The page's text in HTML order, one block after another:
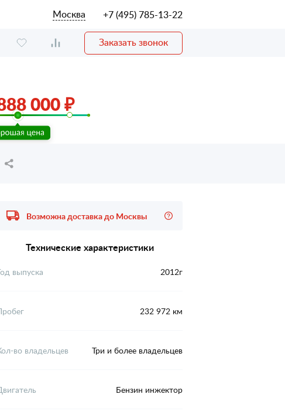
Москва +7 (495) 785-13-22
Заказать звонок
000 ₽
Возможна доставка до Москвы
Технические характеристики
выпуска 2012г
232 972 км
во владельцев Три и более владельцев
Бензин инжектор